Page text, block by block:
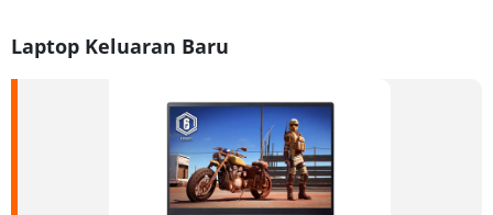
Laptop Keluaran Baru